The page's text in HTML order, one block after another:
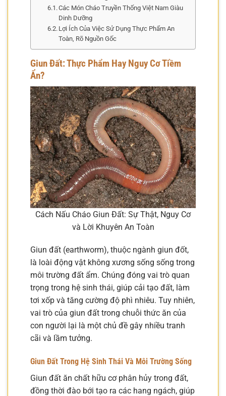
Các Món Cháo Truyền Thống Việt Nam Giàu
Dinh Dưỡng
Lợi Ích Của Việc Sử Dụng Thực Phẩm An
Toàn, Rõ Nguồn Gốc
Giun Đất: Thực Phẩm Hay Nguy Cơ Tiềm
Ẩn?
Cách Nấu Cháo Giun Đất: Sự Thật, Nguy Cơ
và Lời Khuyên An Toàn
Giun đất (earthworm), thuộc ngành giun đốt,
là loài động vật không xương sống sống trong
môi trường đất ẩm. Chúng đóng vai trò quan
trọng trong hệ sinh thái, giúp cải tạo đất, làm
tơi xốp và tăng cường độ phì nhiêu. Tuy nhiên,
vai trò của giun đất trong chuỗi thức ăn của
con người lại là một chủ đề gây nhiều tranh
cãi và lầm tưởng.
Giun Đất Trong Hệ Sinh Thái Và Môi Trường Sống
Giun đất ăn chất hữu cơ phân hủy trong đất,
đồng thời đào bới tạo ra các hang ngách, giúp